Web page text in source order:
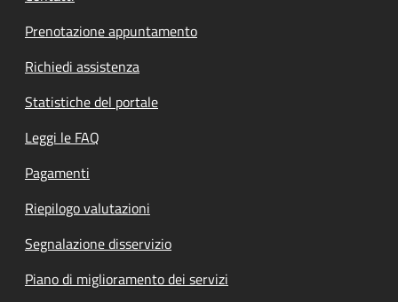
Prenotazione appuntamento
Richiedi assistenza
Statistiche del portale
Leggi le FAQ
Pagamenti
Riepilogo valutazioni
Segnalazione disservizio
Piano di miglioramento dei servizi